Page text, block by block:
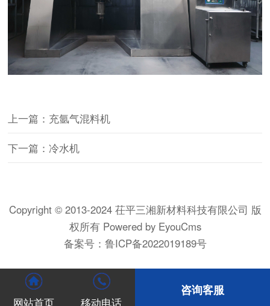
上一篇：充氩气混料机
下一篇：冷水机
Copyright © 2013-2024 茌平三湘新材料科技有限公司 版
权所有Powered by EyouCms
备案号： 鲁ICP备2022019189号
网站首页 移动电话
咨询客服